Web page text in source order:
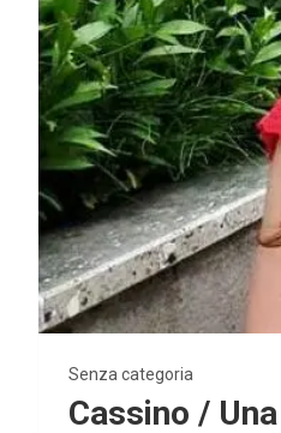
Senza categoria
Cassino /